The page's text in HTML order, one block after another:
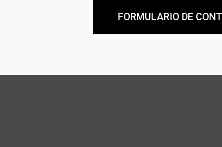
FORMULARIO DE